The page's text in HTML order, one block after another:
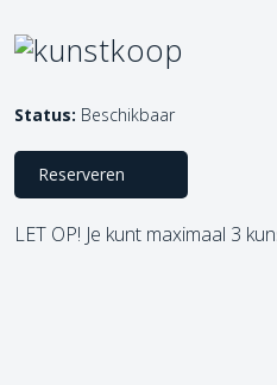
Status: Beschikbaar
Reserveren
LET OP! Je kunt maximaal 3